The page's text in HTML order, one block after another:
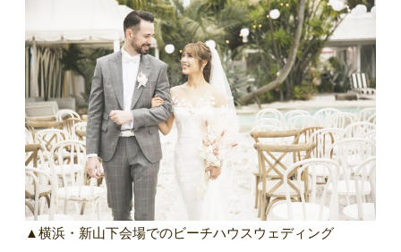
▲横浜・新山下会場でのビーチハウスウェディング